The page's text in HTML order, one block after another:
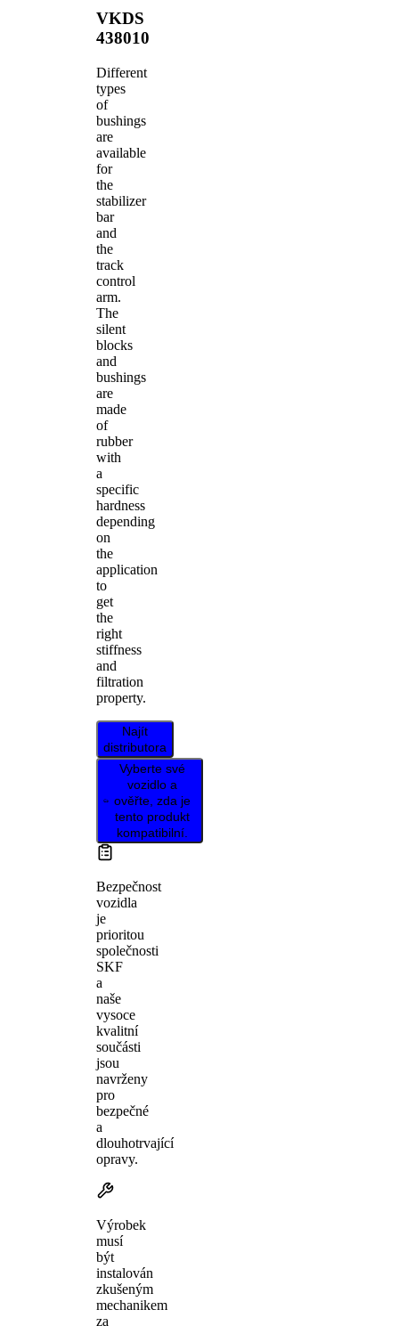
VKDS
438010
Different
types
of
bushings
are
available
for
the
stabilizer
bar
and
the
track
control
arm.
The
silent
blocks
and
bushings
are
made
of
rubber
with
a
specific
hardness
depending
on
the
application
to
get
the
right
stiffness
and
filtration
property.
Najít
distributora
Vyberte své
vozidlo a
ověřte, zda je
tento produkt
kompatibilní.
Bezpečnost
vozidla
je
prioritou
společnosti
SKF
a
naše
vysoce
kvalitní
součásti
jsou
navrženy
pro
bezpečné
a
dlouhotrvající
opravy.
Výrobek
musí
být
instalován
zkušeným
mechanikem
za